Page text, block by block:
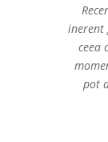
inerent
ceea
pot